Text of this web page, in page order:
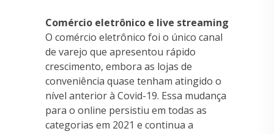
Comércio eletrônico e live streaming
O comércio eletrônico foi o único canal
de varejo que apresentou rápido
crescimento, embora as lojas de
conveniência quase tenham atingido o
nível anterior à Covid-19. Essa mudança
para o online persistiu em todas as
categorias em 2021 e continua a